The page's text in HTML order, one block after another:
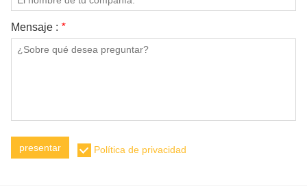
Mensaje : *
presentar Política de privacidad